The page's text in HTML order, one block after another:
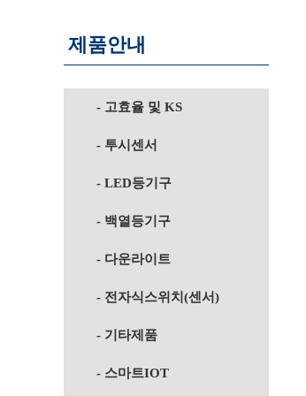
제품안내
- 고효율 및 KS
- 투시센서
- LED등기구
- 백열등기구
- 다운라이트
- 전자식스위치(센서)
- 기타제품
- 스마트IOT